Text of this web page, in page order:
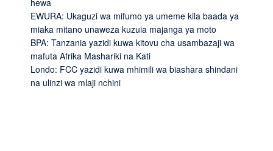
EWURA: Ukaguzi wa mifumo ya umeme kila baada ya
miaka mitano unaweza kuzuia majanga ya moto
BPA: Tanzania yazidi kuwa kitovu cha usambazaji wa
mafuta Afrika Mashariki na Kati
Londo: FCC yazidi kuwa mhimili wa biashara shindani
na ulinzi wa mlaji nchini